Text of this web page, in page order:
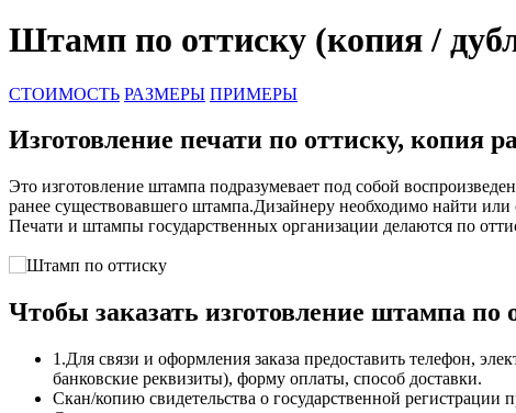
Штамп по оттиску (копия /
СТОИМОСТЬ РАЗМЕРЫ ПРИМЕРЫ
Изготовление печати по оттиску, копия
Это изготовление штампа подразумевает под собой
ранее существовавшего штампа.Дизайнеру необходимо найти
Печати и штампы государственных организации делаются по
Чтобы заказать изготовление штампа по
1.Для связи и оформления заказа предоставить телефон,
банковские реквизиты), форму оплаты, способ доставки.
Скан/копию свидетельства о государственной регистрации